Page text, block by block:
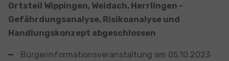
Ortsteil Wippingen, Weidach, Herrlingen -
Gefährdungsanalyse, Risikoanalyse und
Handlungskonzept abgeschlossen
Bürgerinformationsveranstaltung am 05.10.2023